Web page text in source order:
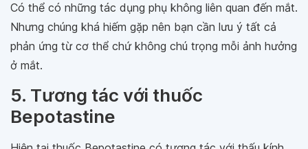
Có thể có những tác dụng phụ không liên quan đến mắt.
Nhưng chúng khá hiếm gặp nên bạn cần lưu ý tất cả
phản ứng từ cơ thể chứ không chú trọng mỗi ảnh hưởng
ở mắt.
5. Tương tác với thuốc
Bepotastine